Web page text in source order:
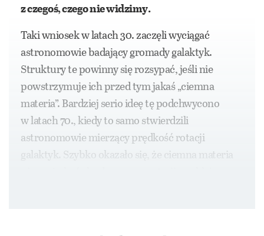
z czegoś, czego nie widzimy.
Taki wniosek w latach 30. zaczęli wyciągać
astronomowie badający gromady galaktyk.
Struktury te powinny się rozsypać, jeśli nie
powstrzymuje ich przed tym jakaś „ciemna
materia”. Bardziej serio ideę tę podchwycono
w latach 70., kiedy to samo stwierdzili
astronomowie mierzący prędkość rotacji
galaktyk. Szybko okazało się, że ciemna materia